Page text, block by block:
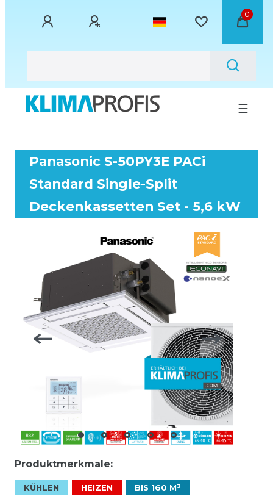
0
☰
Panasonic S-50PY3E PACi
Standard Single-Split
Deckenkassetten Set - 5,6 kW
Produktmerkmale:
KÜHLEN HEIZEN BIS 160 M³